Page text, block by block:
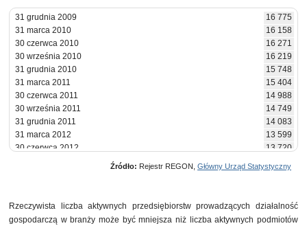
31 grudnia 2009
16 775
31 marca 2010
16 158
30 czerwca 2010
16 271
30 września 2010
16 219
31 grudnia 2010
15 748
31 marca 2011
15 404
30 czerwca 2011
14 988
30 września 2011
14 749
31 grudnia 2011
14 083
31 marca 2012
13 599
30 czerwca 2012
13 720
30 września 2013
31 grudnia 2013
Źródło: Rejestr REGON, Główny Urząd Statystyczny
Rzeczywista liczba aktywnych przedsiębiorstw prowadzących działalność
gospodarczą w branży może być mniejsza niż liczba aktywnych podmiotów